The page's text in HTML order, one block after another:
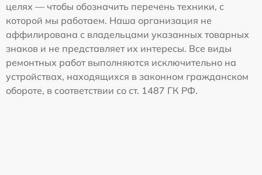
целях — чтобы обозначить перечень техники, с
которой мы работаем. Наша организация не
аффилирована с владельцами указанных товарных
знаков и не представляет их интересы. Все виды
ремонтных работ выполняются исключительно на
устройствах, находящихся в законном гражданском
обороте, в соответствии со ст. 1487 ГК РФ.